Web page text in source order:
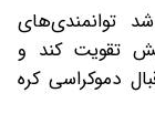
‌توانمندی‌های
تقویت کند و
دموکراسی کره